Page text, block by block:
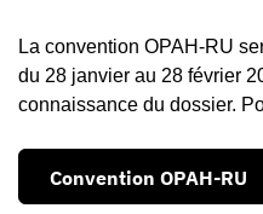
La convention OPAH-RU
du 28 janvier au 28 février
connaissance du dossier.
Convention OPAH-RU